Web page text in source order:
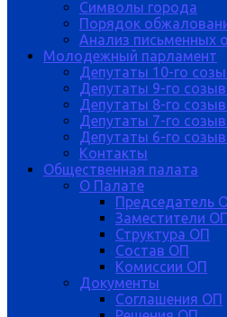
Символы города
Порядок
Анализ письменных
Молодежный парламент
Депутаты 10-го
Депутаты 9-го
Депутаты 8-го
Депутаты 7-го
Депутаты 6-го
Контакты
Общественная палата
О Палате
Председатель
Заместители
Структура ОП
Состав ОП
Комиссии ОП
Документы
Соглашения ОП